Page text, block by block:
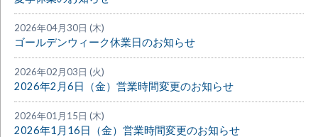
2026年04月30日 (木)
ゴールデンウィーク休業日のお知らせ
2026年02月03日 (火)
2026年2月6日（金）営業時間変更のお知らせ
2026年01月15日 (木)
2026年1月16日（金）営業時間変更のお知らせ